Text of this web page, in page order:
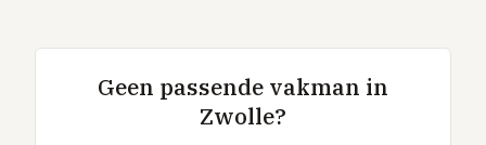
Geen passende vakman in
Zwolle?